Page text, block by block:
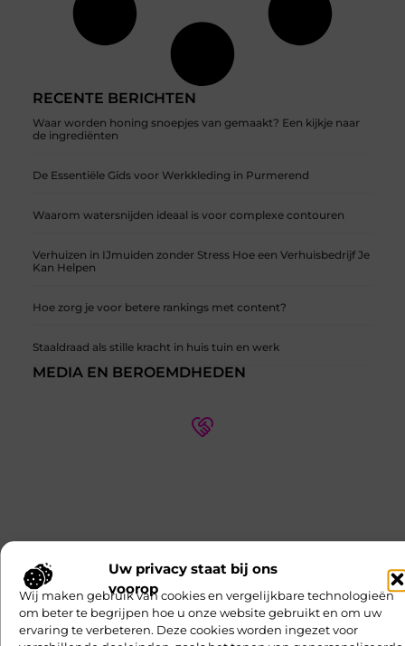
Uw privacy staat bij ons
voorop
Wij maken gebruik van cookies en vergelijkbare technologieën
om beter te begrijpen hoe u onze website gebruikt en om uw
ervaring te verbeteren. Deze cookies worden ingezet voor
RECENTE BERICHTEN
Waar worden honing snoepjes van gemaakt? Een kijkje naar
de ingrediënten
De Essentiële Gids voor Werkkleding in Purmerend
Waarom watersnijden ideaal is voor complexe contouren
Verhuizen in IJmuiden zonder Stress Hoe een Verhuisbedrijf Je
Kan Helpen
Hoe zorg je voor betere rankings met content?
Staaldraad als stille kracht in huis tuin en werk
Financieel
Recreation /
MEDIA EN BEROEMDHEDEN
specifieke behoeften.
Ontmoet Onze Partners